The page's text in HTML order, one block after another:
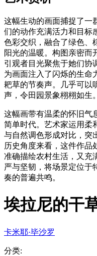
这幅生动的画面捕捉了一
们的动作充满活力和目标
色彩交织，融合了绿色、
阳光的温暖。构图亲密而
引观者目光聚焦于她们协
为画面注入了闪烁的生命
耙草的节奏声。几乎可以
声，令田园景象栩栩如生。
这幅画带有温柔的怀旧气
简单时代。艺术家运用柔
与自然调色形成对比，突
历史角度来看，这件作品
准确描绘农村生活，又充
严与坚韧，将场景定位于
奏的普遍共鸣。
埃拉尼的干
卡米耶·毕沙罗
分类: